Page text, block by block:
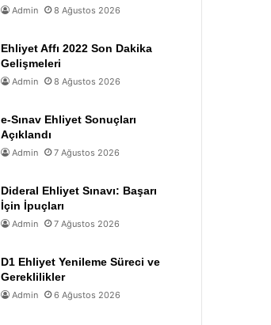
Admin 8 Ağustos 2026
Ehliyet Affı 2022 Son Dakika
Gelişmeleri
Admin 8 Ağustos 2026
e-Sınav Ehliyet Sonuçları
Açıklandı
Admin 7 Ağustos 2026
Dideral Ehliyet Sınavı: Başarı
İçin İpuçları
Admin 7 Ağustos 2026
D1 Ehliyet Yenileme Süreci ve
Gereklilikler
Admin 6 Ağustos 2026